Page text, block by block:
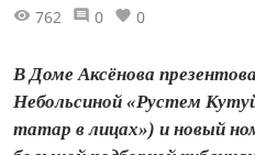
762 0 0
В Доме Аксёнова
Небольсиной «Рустем
татар в лицах») и новый